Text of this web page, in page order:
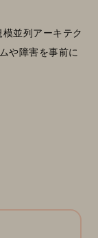
並列アーキテク
や障害を事前に